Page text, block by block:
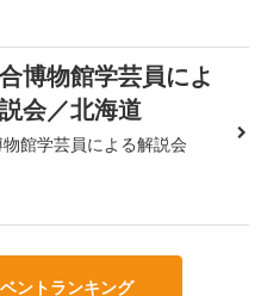
博物館学芸員によ
会／北海道
館学芸員による解説会
ントランキング